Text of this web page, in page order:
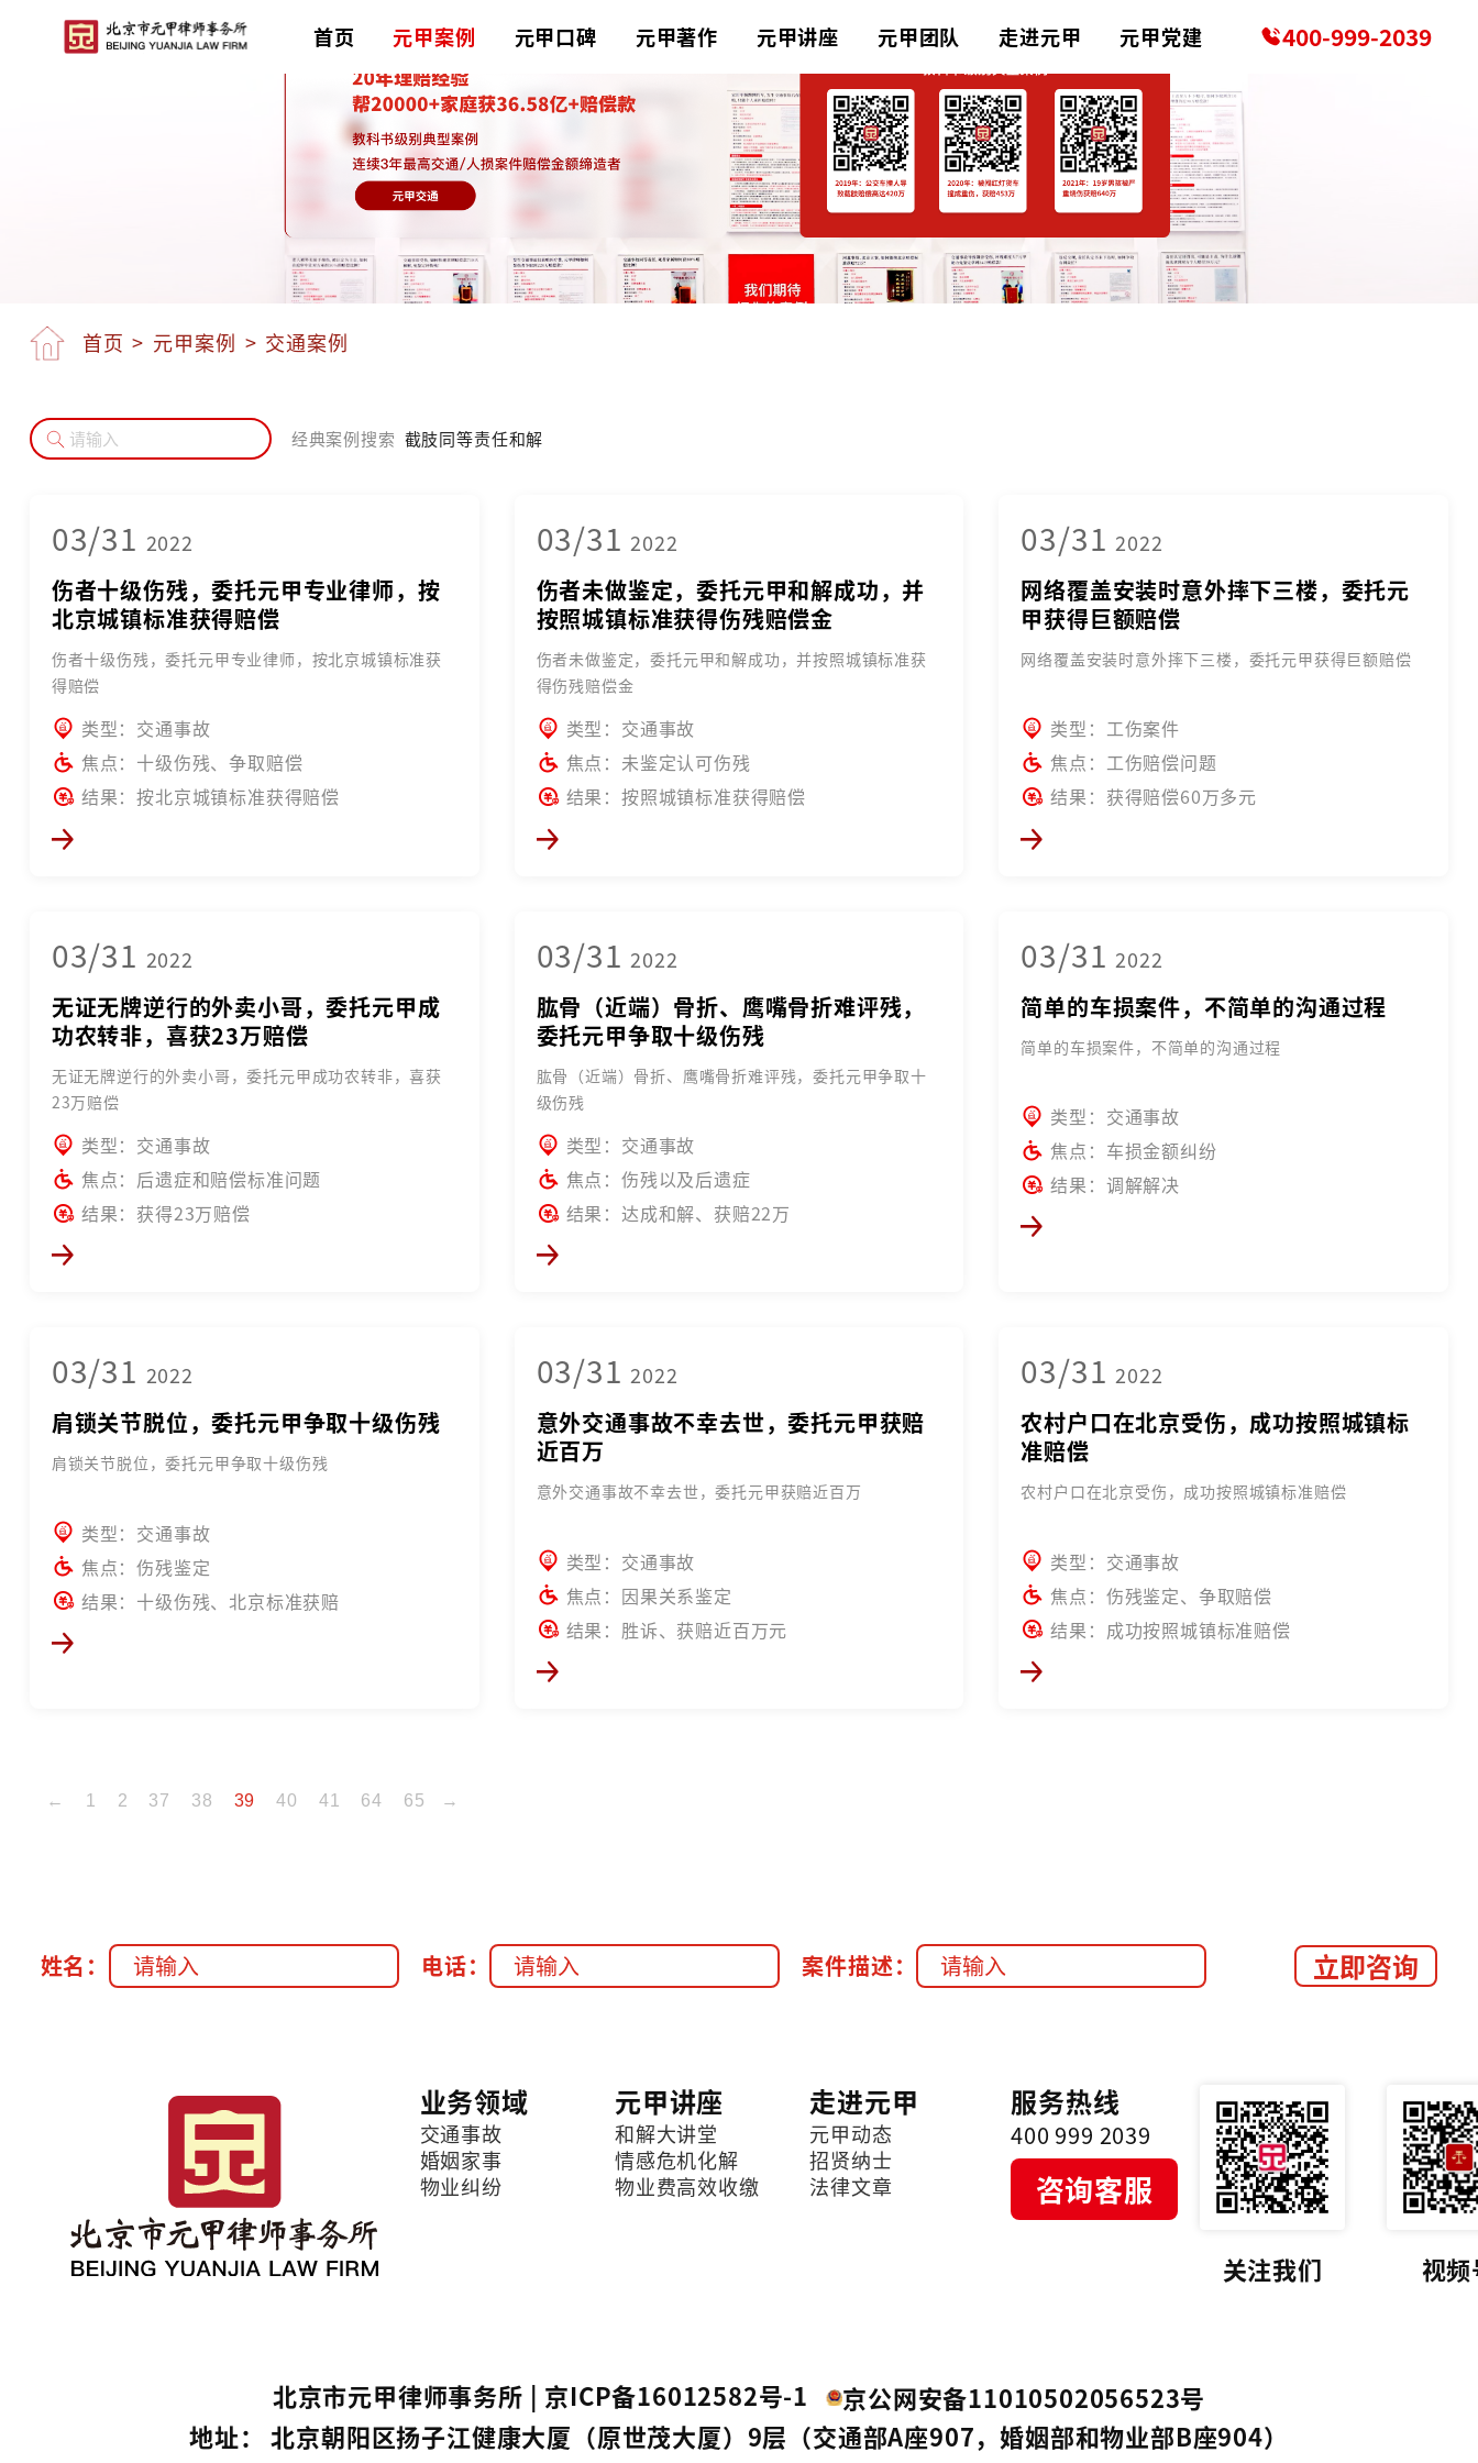
首页 元甲案例 元甲口碑 元甲著作 元甲讲座 元甲团队 走进元甲 元甲党建 400-999-2039
首页 > 元甲案例 > 交通案例
经典案例搜索 截肢同等责任和解
03/31 2022
伤者十级伤残，委托元甲专业律师，按
北京城镇标准获得赔偿
伤者十级伤残，委托元甲专业律师，按北京城镇标准获
得赔偿
类型：交通事故
焦点：十级伤残、争取赔偿
结果：按北京城镇标准获得赔偿
03/31 2022
伤者未做鉴定，委托元甲和解成功，并
按照城镇标准获得伤残赔偿金
伤者未做鉴定，委托元甲和解成功，并按照城镇标准获
得伤残赔偿金
类型：交通事故
焦点：未鉴定认可伤残
结果：按照城镇标准获得赔偿
03/31 2022
网络覆盖安装时意外摔下三楼，委托元
甲获得巨额赔偿
网络覆盖安装时意外摔下三楼，委托元甲获得巨额赔偿
类型：工伤案件
焦点：工伤赔偿问题
结果：获得赔偿60万多元
03/31 2022
无证无牌逆行的外卖小哥，委托元甲成
功农转非，喜获23万赔偿
无证无牌逆行的外卖小哥，委托元甲成功农转非，喜获
23万赔偿
类型：交通事故
焦点：后遗症和赔偿标准问题
结果：获得23万赔偿
03/31 2022
肱骨（近端）骨折、鹰嘴骨折难评残，
委托元甲争取十级伤残
肱骨（近端）骨折、鹰嘴骨折难评残，委托元甲争取十
级伤残
类型：交通事故
焦点：伤残以及后遗症
结果：达成和解、获赔22万
03/31 2022
简单的车损案件，不简单的沟通过程
简单的车损案件，不简单的沟通过程
类型：交通事故
焦点：车损金额纠纷
结果：调解解决
03/31 2022
肩锁关节脱位，委托元甲争取十级伤残
肩锁关节脱位，委托元甲争取十级伤残
类型：交通事故
焦点：伤残鉴定
结果：十级伤残、北京标准获赔
03/312022
意外交通事故不幸去世，委托元甲获赔
近百万
意外交通事故不幸去世，委托元甲获赔近百万
类型：交通事故
焦点：因果关系鉴定
结果：胜诉、获赔近百万元
03/312022
农村户口在北京受伤，成功按照城镇标
准赔偿
农村户口在北京受伤，成功按照城镇标准赔偿
类型：交通事故
焦点：伤残鉴定、争取赔偿
结果：成功按照城镇标准赔偿
← 1 2 37 38 39 40 41 64 65 →
姓名： 电话： 案件描述： 立即咨询
业务领域
交通事故
婚姻家事
物业纠纷
元甲讲座
和解大讲堂
情感危机化解
物业费高效收缴
走进元甲
元甲动态
招贤纳士
法律文章
服务热线
400 999 2039
咨询客服
关注我们 视
北京市元甲律师事务所 | 京ICP备16012582号-1
京公网安备11010502056523号
地址： 北京朝阳区扬子江健康大厦（原世茂大厦）9层（交通部A座907，婚姻部和物业部B座904）